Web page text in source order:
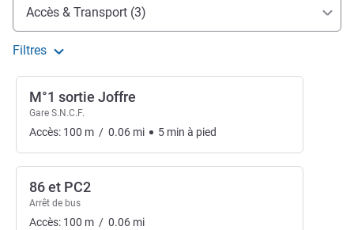
Accès et transports
Accès & Transport (3)
Filtres
M°1 sortie Joffre
Gare S.N.C.F.
Accès: 100 m / 0.06 mi 5 min à pied
86 et PC2
Arrêt de bus
Accès: 100 m / 0.06 mi